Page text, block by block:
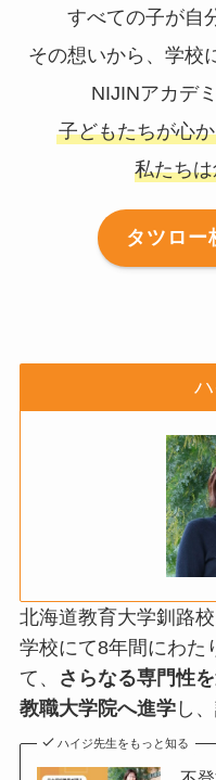
すべての子が自
その想いから、学校
NIJINアカデ
子どもたちが心
私たち
タツロー
北海道教育大学釧路
学校にて8年間にわた
て、
さらなる専門性
教職大学院へ進学し
ハイジ先生をもっと知る